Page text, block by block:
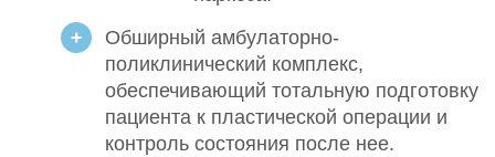
Обширный амбулаторно-
поликлинический комплекс,
обеспечивающий тотальную подготовку
пациента к пластической операции и
контроль состояния после нее.